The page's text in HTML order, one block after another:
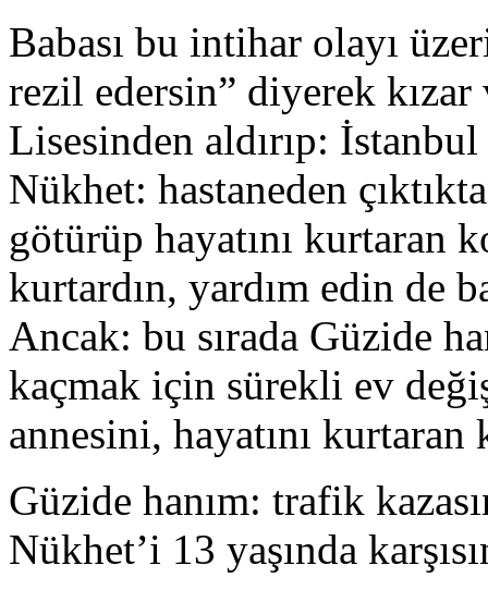
Babası bu intihar olayı
rezil edersin” diyerek
Lisesinden aldırıp:
Nükhet: hastaneden
götürüp hayatını kurtaran
kurtardın, yardım edin de
Ancak: bu sırada Güzide
kaçmak için sürekli ev
annesini, hayatını
Güzide hanım: trafik
Nükhet’i 13 yaşında